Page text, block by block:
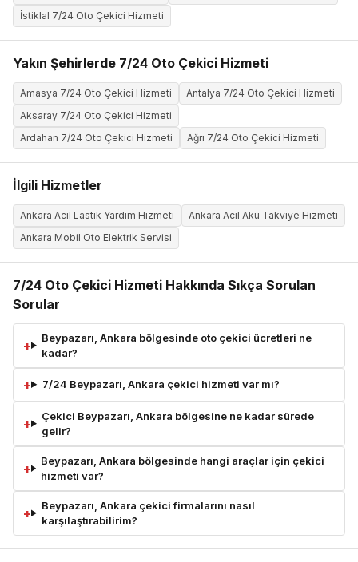
İstiklal 7/24 Oto Çekici Hizmeti
Yakın Şehirlerde 7/24 Oto Çekici Hizmeti
Amasya 7/24 Oto Çekici Hizmeti
Antalya 7/24 Oto Çekici Hizmeti
Aksaray 7/24 Oto Çekici Hizmeti
Ardahan 7/24 Oto Çekici Hizmeti
Ağrı 7/24 Oto Çekici Hizmeti
İlgili Hizmetler
Ankara Acil Lastik Yardım Hizmeti
Ankara Acil Akü Takviye Hizmeti
Ankara Mobil Oto Elektrik Servisi
7/24 Oto Çekici Hizmeti Hakkında Sıkça Sorulan
Sorular
Beypazarı, Ankara bölgesinde oto çekici ücretleri ne
kadar?
7/24 Beypazarı, Ankara çekici hizmeti var mı?
Çekici Beypazarı, Ankara bölgesine ne kadar sürede
gelir?
Beypazarı, Ankara bölgesinde hangi araçlar için çekici
hizmeti var?
Beypazarı, Ankara çekici firmalarını nasıl
karşılaştırabilirim?